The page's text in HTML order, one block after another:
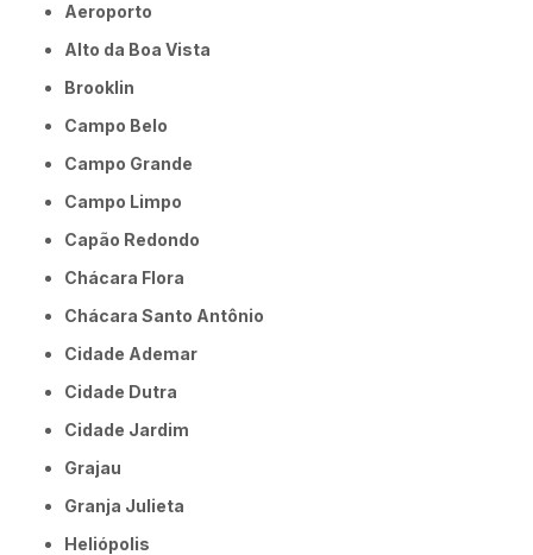
Aeroporto
Alto da Boa Vista
Brooklin
Campo Belo
Campo Grande
Campo Limpo
Capão Redondo
Chácara Flora
Chácara Santo Antônio
Cidade Ademar
Cidade Dutra
Cidade Jardim
Grajau
Granja Julieta
Heliópolis